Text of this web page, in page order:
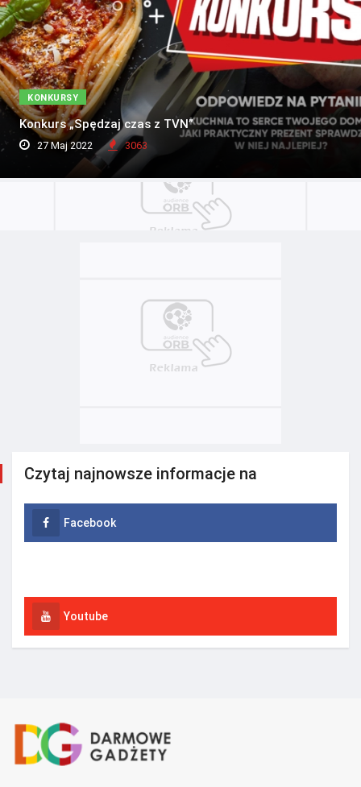
KONKURSY
Konkurs „Spędzaj czas z TVN”
27 Maj 2022 3063
Czytaj najnowsze informacje na
Facebook
Youtube